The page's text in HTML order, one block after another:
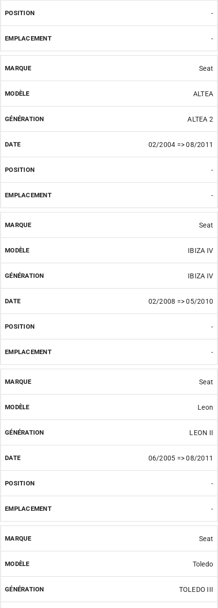
-
-
Seat
ALTEA
ALTEA 2
02/2004 => 08/2011
-
-
Seat
IBIZA IV
IBIZA IV
02/2008 => 05/2010
-
-
Seat
Leon
LEON II
06/2005 => 08/2011
-
-
Seat
Toledo
TOLEDO III